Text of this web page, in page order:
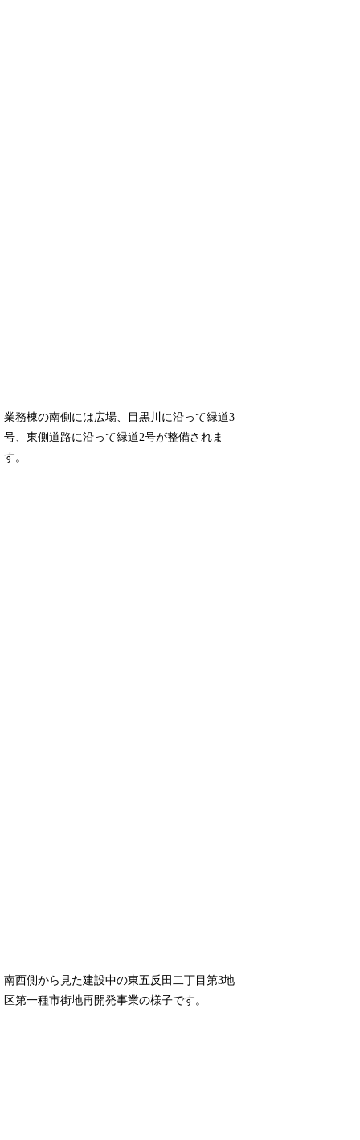
業務棟の南側には広場、目黒川に沿って緑道3
号、東側道路に沿って緑道2号が整備されま
す。
南西側から見た建設中の東五反田二丁目第3地
区第一種市街地再開発事業の様子です。